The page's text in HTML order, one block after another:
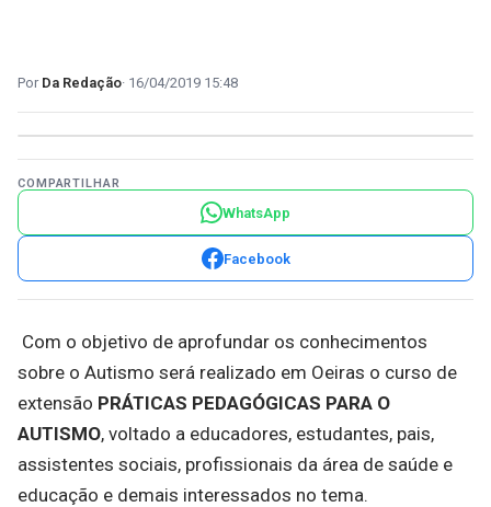
Da Redação 16/04/2019 15:48
COMPARTILHAR
WhatsApp
Facebook
Com o objetivo de aprofundar os conhecimentos
sobre o Autismo será realizado em Oeiras o curso de
extensão PRÁTICAS PEDAGÓGICAS PARA O
AUTISMO, voltado a educadores, estudantes, pais,
assistentes sociais, profissionais da área de saúde e
educação e demais interessados no tema.